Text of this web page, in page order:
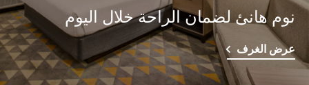
نوم هانئ لضمان الراحة خلال اليوم
عرض الغرف